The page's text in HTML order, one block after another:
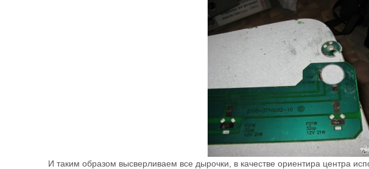
И таким образом высверливаем все дырочки, в качестве ориентира центра